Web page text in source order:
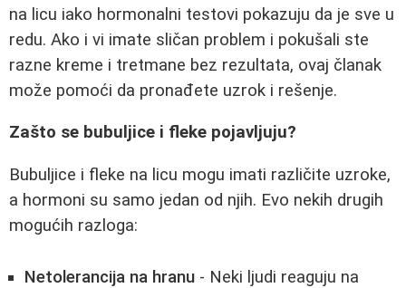
na licu iako hormonalni testovi pokazuju da je sve u
redu. Ako i vi imate sličan problem i pokušali ste
razne kreme i tretmane bez rezultata, ovaj članak
može pomoći da pronađete uzrok i rešenje.
Zašto se bubuljice i fleke pojavljuju?
Bubuljice i fleke na licu mogu imati različite uzroke,
a hormoni su samo jedan od njih. Evo nekih drugih
mogućih razloga:
Netolerancija na hranu - Neki ljudi reaguju na